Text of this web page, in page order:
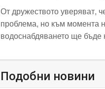
От дружеството уверяват,
проблема, но към момента
водоснабдяването ще бъде
Подобни новини